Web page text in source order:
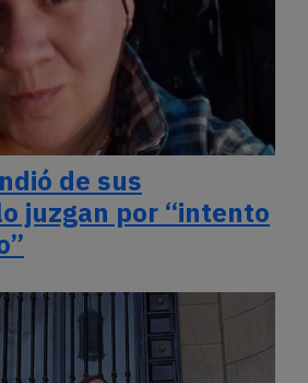
de sus
juzgan por “intento